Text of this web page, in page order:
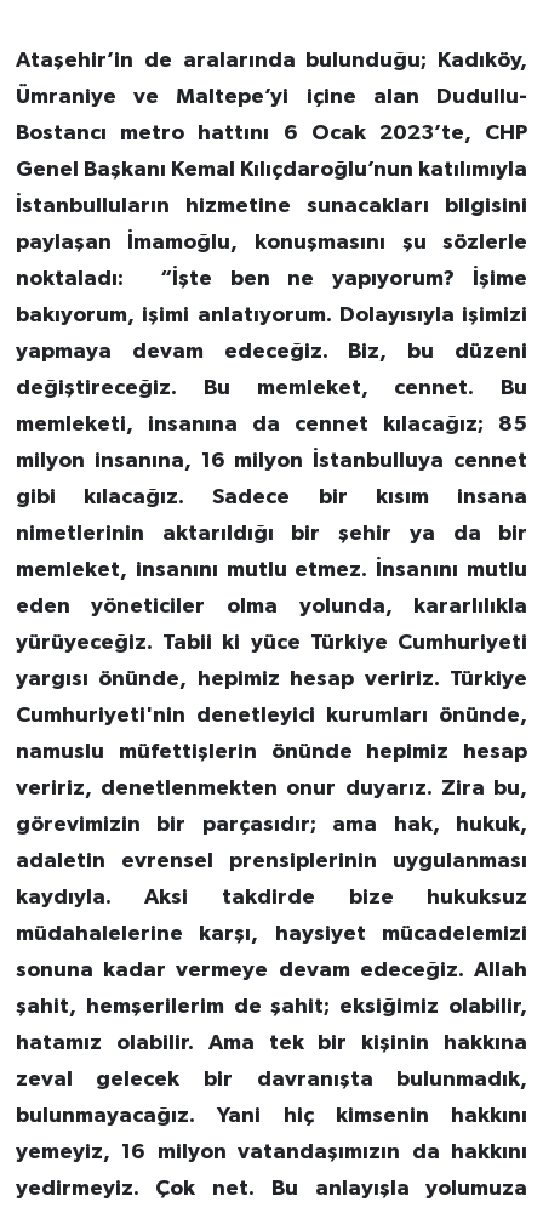
Ataşehir’in de aralarında bulunduğu; Kadıköy,
Ümraniye ve Maltepe’yi içine alan Dudullu-
Bostancı metro hattını 6 Ocak 2023’te, CHP
Genel Başkanı Kemal Kılıçdaroğlu’nun katılımıyla
İstanbulluların hizmetine sunacakları bilgisini
paylaşan İmamoğlu, konuşmasını şu sözlerle
noktaladı: “İşte ben ne yapıyorum? İşime
bakıyorum, işimi anlatıyorum. Dolayısıyla işimizi
yapmaya devam edeceğiz. Biz, bu düzeni
değiştireceğiz. Bu memleket, cennet. Bu
memleketi, insanına da cennet kılacağız; 85
milyon insanına, 16 milyon İstanbulluya cennet
gibi kılacağız. Sadece bir kısım insana
nimetlerinin aktarıldığı bir şehir ya da bir
memleket, insanını mutlu etmez. İnsanını mutlu
eden yöneticiler olma yolunda, kararlılıkla
yürüyeceğiz. Tabii ki yüce Türkiye Cumhuriyeti
yargısı önünde, hepimiz hesap veririz. Türkiye
Cumhuriyeti'nin denetleyici kurumları önünde,
namuslu müfettişlerin önünde hepimiz hesap
veririz, denetlenmekten onur duyarız. Zira bu,
görevimizin bir parçasıdır; ama hak, hukuk,
adaletin evrensel prensiplerinin uygulanması
kaydıyla. Aksi takdirde bize hukuksuz
müdahalelerine karşı, haysiyet mücadelemizi
sonuna kadar vermeye devam edeceğiz. Allah
şahit, hemşerilerim de şahit; eksiğimiz olabilir,
hatamız olabilir. Ama tek bir kişinin hakkına
zeval gelecek bir davranışta bulunmadık,
bulunmayacağız. Yani hiç kimsenin hakkını
yemeyiz, 16 milyon vatandaşımızın da hakkını
yedirmeyiz. Çok net. Bu anlayışla yolumuza